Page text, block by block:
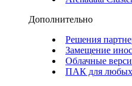
Дополнительно
Решения
Замещение
Облачные
ПАК для любых